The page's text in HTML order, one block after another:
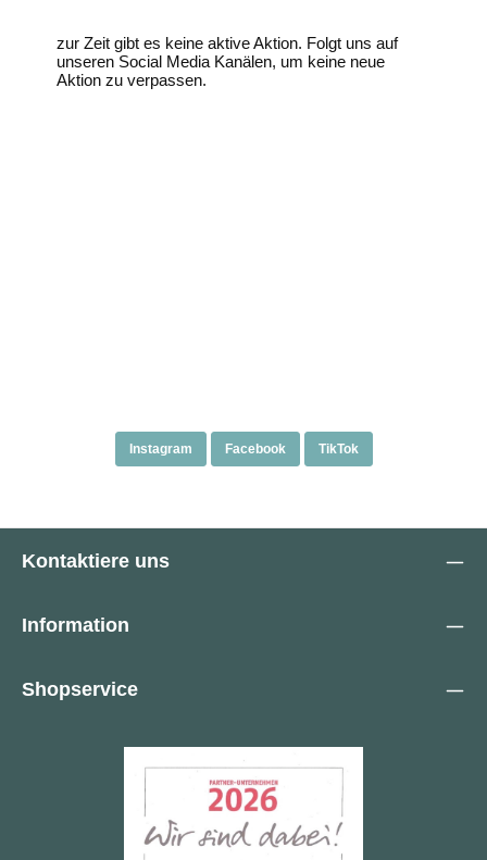
zur Zeit gibt es keine aktive Aktion. Folgt uns auf
unseren Social Media Kanälen, um keine neue
Aktion zu verpassen.
Instagram Facebook TikTok
Kontaktiere uns
Information
Shopservice